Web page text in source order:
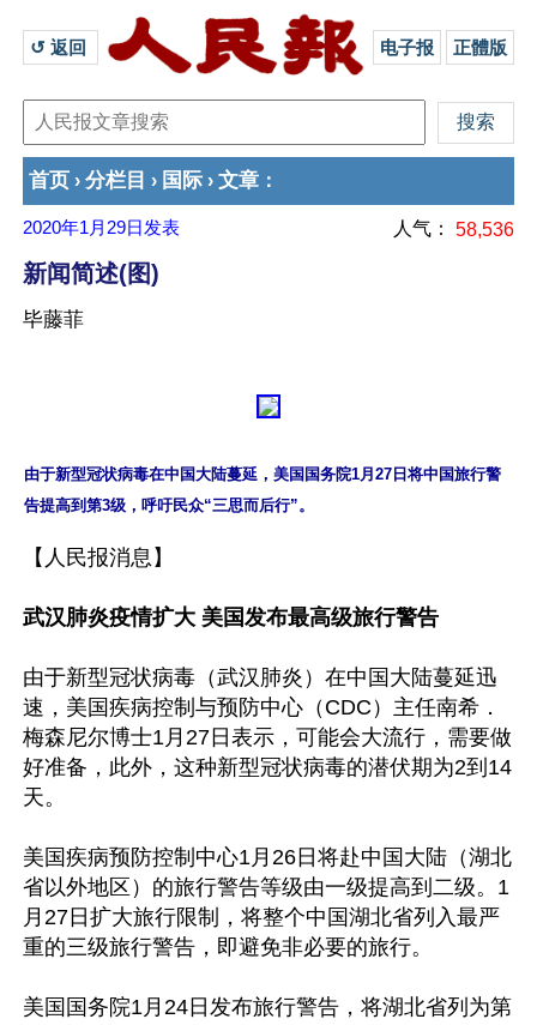
↺ 返回 电子报 正體版
首页 › 分栏目 › 国际 › 文章 ：
2020年1月29日 发表 人气： 58,536
新闻简述(图)
毕藤菲
由于新型冠状病毒在中国大陆蔓延，美国国务院1月27日将中国旅行警
【人民报消息】
武汉肺炎疫情扩大 美国发布最高级旅行警告
由于新型冠状病毒（武汉肺炎）在中国大陆蔓延迅
速，美国疾病控制与预防中心（CDC）主任南希．
梅森尼尔博士1月27日表示，可能会大流行，需要做
好准备，此外，这种新型冠状病毒的潜伏期为2到14
天。
美国疾病预防控制中心1月26日将赴中国大陆（湖北
省以外地区）的旅行警告等级由一级提高到二级。1
月27日扩大旅行限制，将整个中国湖北省列入最严
重的三级旅行警告，即避免非必要的旅行。
美国国务院1月24日发布旅行警告，将湖北省列为第